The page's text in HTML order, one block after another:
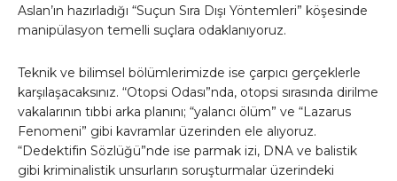
Aslan’ın hazırladığı “Suçun Sıra Dışı Yöntemleri” köşesinde
manipülasyon temelli suçlara odaklanıyoruz.
Teknik ve bilimsel bölümlerimizde ise çarpıcı gerçeklerle
karşılaşacaksınız. “Otopsi Odası”nda, otopsi sırasında dirilme
vakalarının tıbbi arka planını; “yalancı ölüm” ve “Lazarus
Fenomeni” gibi kavramlar üzerinden ele alıyoruz.
“Dedektifin Sözlüğü”nde ise parmak izi, DNA ve balistik
gibi kriminalistik unsurların soruşturmalar üzerindeki